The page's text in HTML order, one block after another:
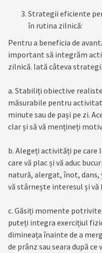
Strategii eficiente
în rutina zilnică:
Pentru a beneficia de
important să integrăm
zilnică. Iată câteva
a. Stabiliți obiective
măsurabile pentru
minute sau de pași pe zi.
clar și să vă mențineți
b. Alegeți activități pe care
care vă plac și vă aduc
natură, alergat, înot, dans,
vă stârnește interesul și vă
c. Găsiți momente
puteți integra exercițiul
dimineața înainte de a
de prânz sau seara după